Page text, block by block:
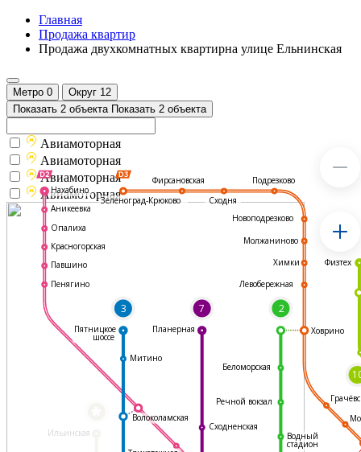
Главная
Продажа квартир
Продажа двухкомнатных квартирна улице Ельнинская
Метро 0 Округ 12
Показать 2 объекта Показать 2 объекта
Ильинская
3 7 2
Фирсановская
Сходня
Подрезково
Новоподрезково
Молжаниново
Химки
Левобережная
Ховрино
Водный
стадион
Сходненская
Волоколамская
Митино
Нахабино
Аникеевка
Опалиха
Красногорская
Павшино
Пенягино
Пятницкое
шоссе
Планерная
Физтех
Речной вокзал
Беломорская
Зеленоград-Крюково
Авиамоторная
Авиамоторная
Авиамоторная
Авиамоторная